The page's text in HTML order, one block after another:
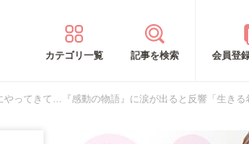
カテゴリ一覧 記事を検索 会員登
ってきて…『感動の物語』に涙が出ると反響「生きる